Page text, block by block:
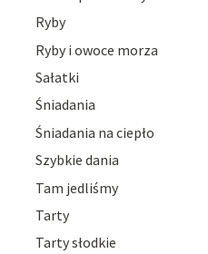
Ryby
Ryby i owoce morza
Sałatki
Śniadania
Śniadania na ciepło
Szybkie dania
Tam jedliśmy
Tarty
Tarty słodkie